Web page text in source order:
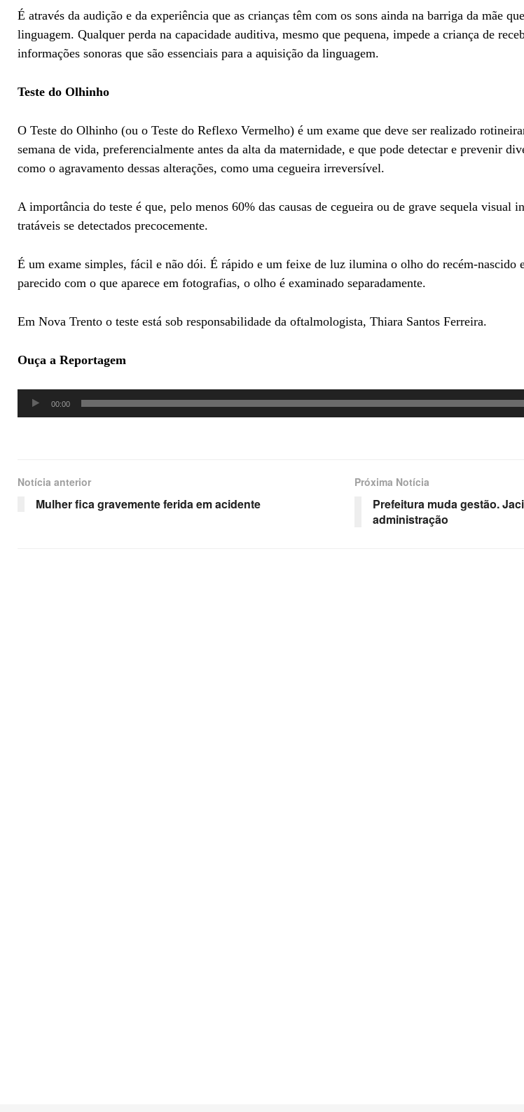
É através da audição e da experiência que as crianças têm com os sons ainda na barriga da mãe
linguagem. Qualquer perda na capacidade auditiva, mesmo que pequena, impede a criança de
informações sonoras que são essenciais para a aquisição da linguagem.
Teste do Olhinho
O Teste do Olhinho (ou o Teste do Reflexo Vermelho) é um exame que deve ser realizado
semana de vida, preferencialmente antes da alta da maternidade, e que pode detectar e prevenir
como o agravamento dessas alterações, como uma cegueira irreversível.
A importância do teste é que, pelo menos 60% das causas de cegueira ou de grave sequela visual
tratáveis se detectados precocemente.
É um exame simples, fácil e não dói. É rápido e um feixe de luz ilumina o olho do recém-nascido
parecido com o que aparece em fotografias, o olho é examinado separadamente.
Em Nova Trento o teste está sob responsabilidade da oftalmologista, Thiara Santos Ferreira.
Ouça a Reportagem
Tocador
de
00:00
Notícia anterior
Mulher fica gravemente ferida em acidente
Próxima Notícia
Prefeitura muda gestão.
administração